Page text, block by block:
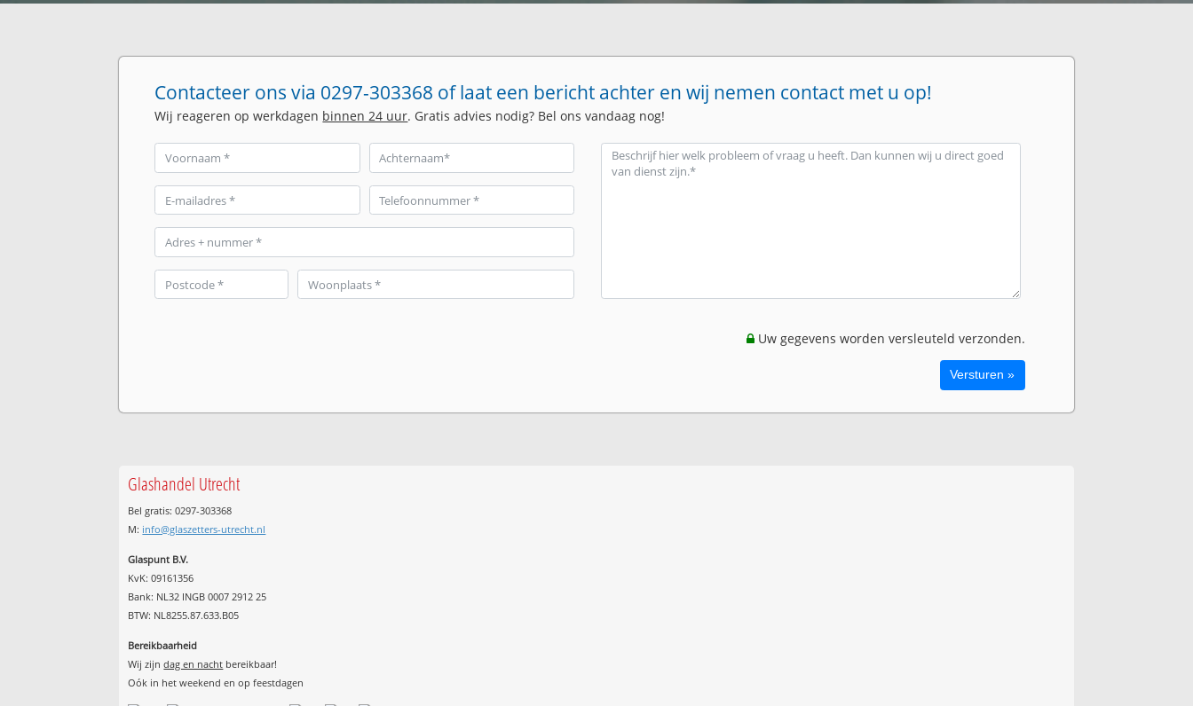
Contacteer ons via 0297-303368 of laat een bericht achter en wij nemen contact met u op!
Wij reageren op werkdagen binnen 24 uur. Gratis advies nodig? Bel ons vandaag nog!
Uw gegevens worden versleuteld verzonden.
Glashandel Utrecht
Bel gratis: 0297-303368
M: info@glaszetters-utrecht.nl
Glaspunt B.V.
KvK: 09161356
Bank: NL32 INGB 0007 2912 25
BTW: NL8255.87.633.B05
Bereikbaarheid
Wij zijndag en nacht bereikbaar!
Oók in het weekend en op feestdagen